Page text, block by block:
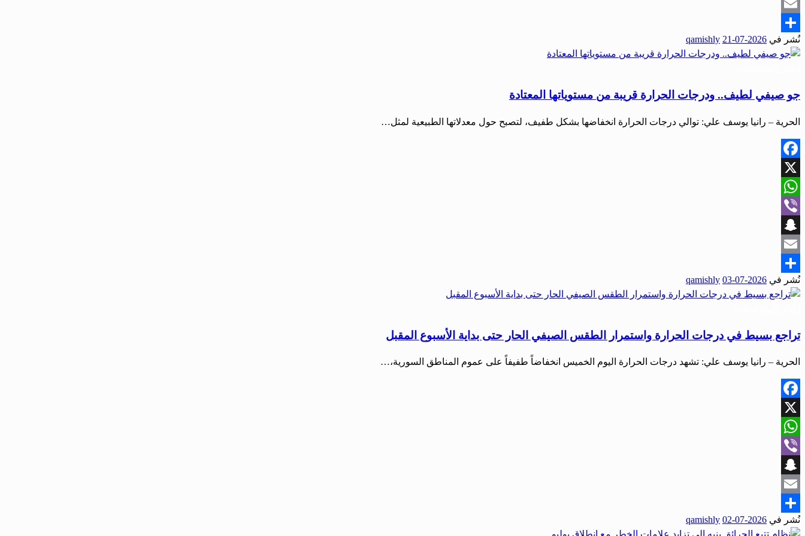
Snapchat
Email
Share
نُشر في 2026-07-21
qamishly
جو صيفي لطيف.. ودرجات الحرارة قريبة من مستوياتها المعتادة
الحرية – رانيا يوسف علي: توالي درجات الحرارة انخفاضها بشكل طفيف، لتصبح حول معدلاتها الطبيعية لمثل…
Facebook
X
WhatsApp
Viber
Snapchat
Email
Share
نُشر في 2026-07-03
qamishly
تراجع بسيط في درجات الحرارة واستمرار الطقس الصيفي الحار حتى بداية الأسبوع المقبل
الحرية – رانيا يوسف علي: تشهد درجات الحرارة اليوم الخميس انخفاضاً طفيفاً على عموم المناطق السورية،…
Facebook
X
WhatsApp
Viber
Snapchat
Email
Share
نُشر في 2026-07-02
qamishly